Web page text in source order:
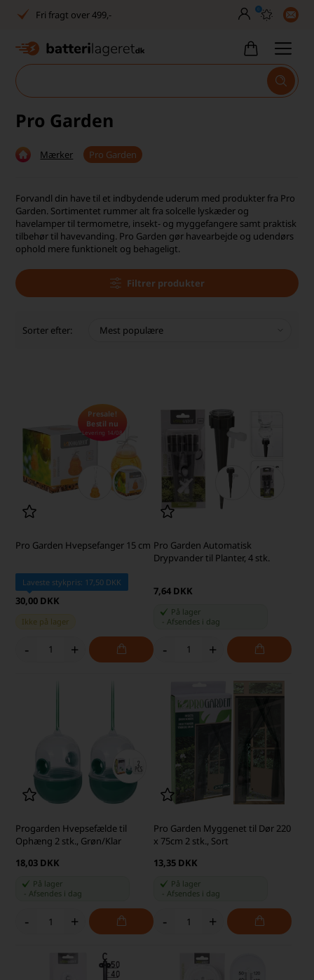
Dansk lager
30 dages returret
1040+ glade kunder på Trustpilot
Dag-til-dag levering
Fri fragt over 499,-
30 dages returret
Tlf. er lukket uge 27-32
1040+ glade kunder på Trustpilot
0
Pro Garden
Mærker Pro Garden
Forvandl din have til et indbydende uderum med produkter fra Pro
Garden. Sortimentet rummer alt fra solcelle lyskæder og
havelamper til termometre, insekt- og myggefangere samt praktisk
tilbehør til havevanding. Pro Garden gør havearbejde og udendørs
ophold mere funktionelt og behageligt.
Filtrer produkter
Sorter efter:
Presale!
Bestil nu
Levering 14/08
Pro Garden Hvepsefanger 15 cm
Laveste stykpris: 17,50 DKK
30,00 DKK
Ikke på lager
- +
Pro Garden Automatisk
Drypvander til Planter, 4 stk.
7,64 DKK
På lager
Afsendes i dag
- +
Progarden Hvepsefælde til
Ophæng 2 stk., Grøn/Klar
18,03 DKK
På lager
-Afsendes i dag
- +
Pro Garden Myggenet til Dør 220
x 75cm 2 stk., Sort
13,35 DKK
På lager
Afsendes i dag
- +